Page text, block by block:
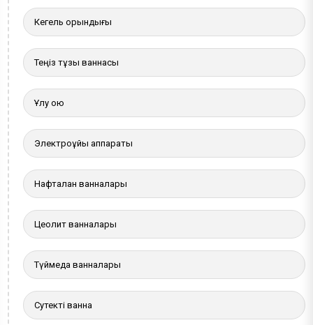
Кегель орындығы
Теңіз тұзы ваннасы
Ұлу қою
Электроұйқы аппараты
Нафталан ванналары
Цеолит ванналары
Түймедақ ванналары
Сутекті ванна